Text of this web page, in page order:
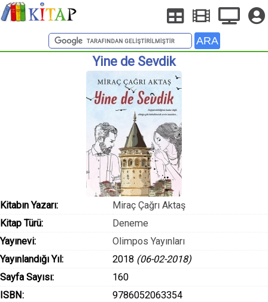
Yine de Sevdik
Kitabın Yazarı:
Miraç Çağrı Aktaş
Kitap Türü:
Deneme
Yayınevi:
Olimpos Yayınları
Yayınlandığı Yıl:
2018 (06-02-2018)
Sayfa Sayısı:
160
ISBN:
9786052063354